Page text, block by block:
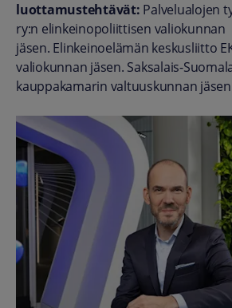
luottamustehtävät: Palvelualojen
ry:n elinkeinopoliittisen valiokunnan
jäsen. Elinkeinoelämän keskusliitto
valiokunnan jäsen. Saksalais-
kauppakamarin valtuuskunnan